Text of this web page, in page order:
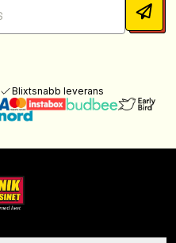
Blixtsnabb leverans